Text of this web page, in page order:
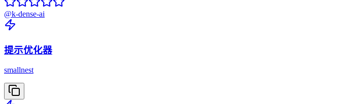
@k-dense-ai
提示优化器
smallnest